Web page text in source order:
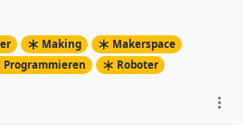
Making
Makerspace
Programmieren Roboter